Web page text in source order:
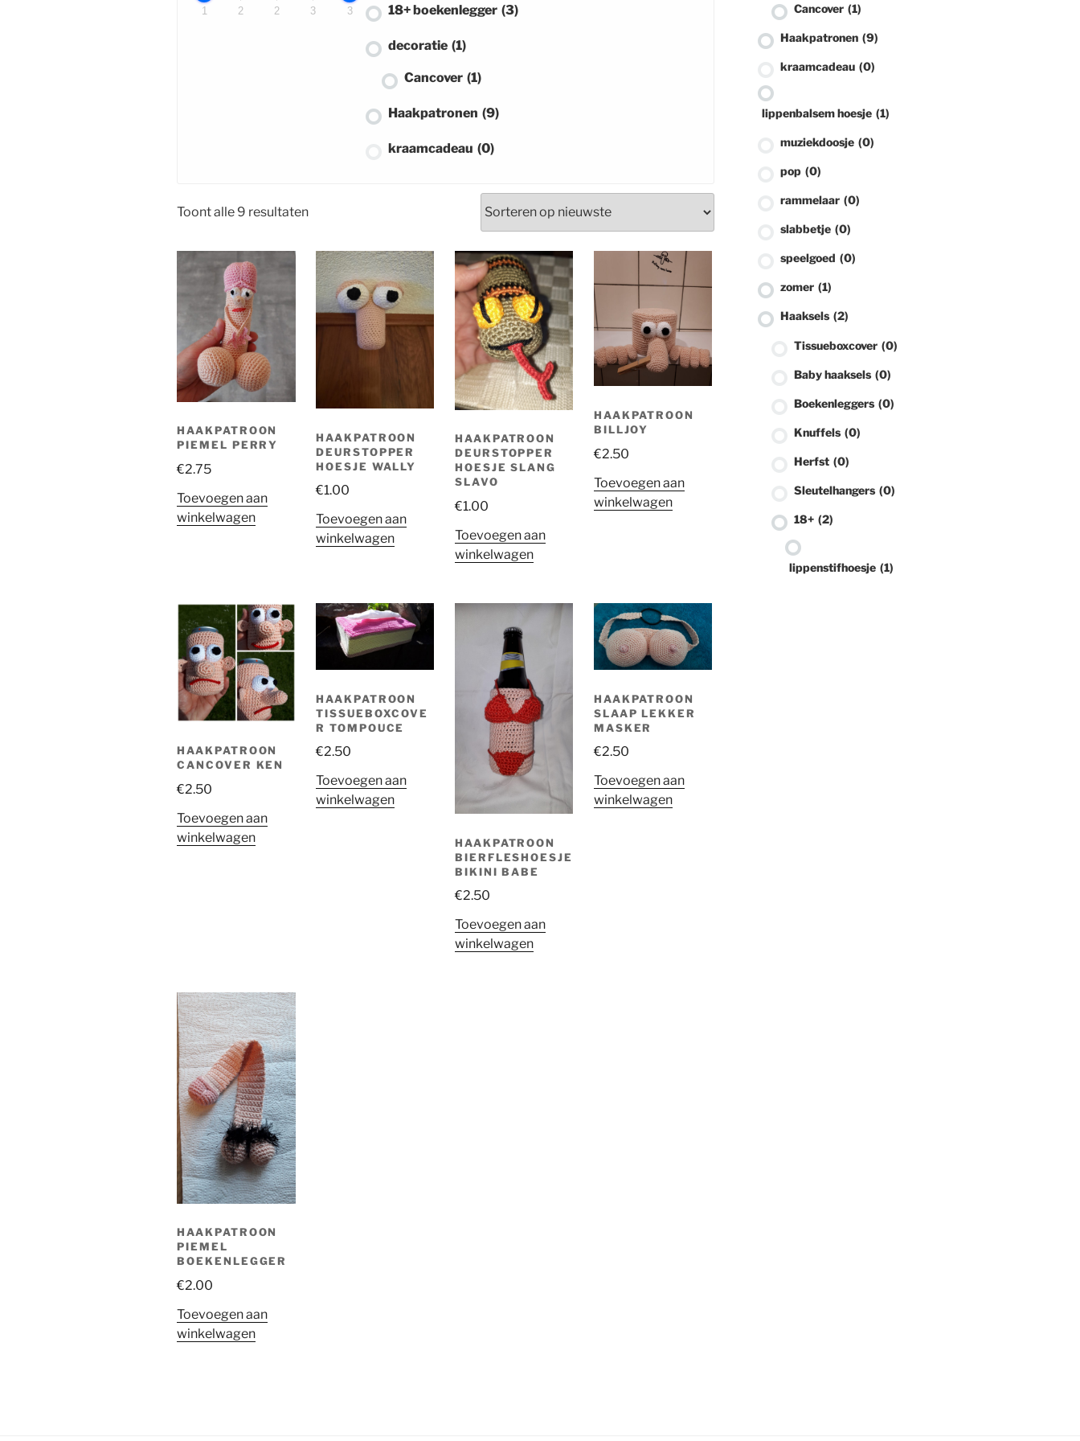
1 2 2 3 3 18+ boekenlegger (3)
decoratie (1)
Cancover (1)
Haakpatronen (9)
kraamcadeau (0)
pop(0)
rammelaar (0)
(0)
speelgoed (0)
Haaksels (2)
Tissueboxcover(0)
Baby haaksels(0)
Knuffels(0)
Herfst
Sleutelhangers
18+
lippenstifhoesje
(1)
Toont alle 9 resultatenGesorteerd
nieuwste
HAAKPATROON
PIEMEL PERRY
€2.75
Toevoegen aan
winkelwagen
HAAKPATROON
DEURSTOPPER
HOESJE WALLY
€1.00
Toevoegen aan
winkelwagen
HAAKPATROON
DEURSTOPPER
HOESJE SLANG
SLAVO
€1.00
Toevoegen aan
winkelwagen
HAAKPATROON
BILLJOY
€2.50
Toevoegen aan
winkelwagen
HAAKPATROON
CANCOVER KEN
€2.50
Toevoegen aan
winkelwagen
HAAKPATROON
TISSUEBOXCOVE
R TOMPOUCE
€2.50
Toevoegen aan
winkelwagen
HAAKPATROON
BIERFLESHOESJE
BIKINI BABE
€2.50
Toevoegen aan
winkelwagen
HAAKPATROON
SLAAP LEKKER
MASKER
€2.50
Toevoegen aan
winkelwagen
HAAKPATROON
PIEMEL
BOEKENLEGGER
€2.00
Toevoegen aan
winkelwagen
Cancover (1)
Haakpatronen (9)
kraamcadeau (0)
lippenbalsem hoesje (1)
muziekdoosje (0)
pop (0)
rammelaar (0)
slabbetje (0)
speelgoed (0)
zomer (1)
Haaksels (2)
Tissueboxcover (0)
Baby haaksels (0)
Boekenleggers (0)
Knuffels (0)
Herfst (0)
Sleutelhangers (0)
18+ (2)
lippenstifhoesje (1)